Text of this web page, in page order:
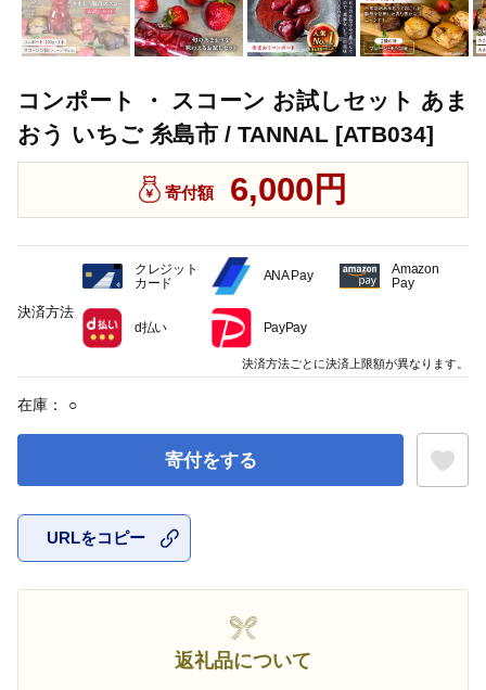
コンポート ・ スコーン お試しセット あま
おう いちご 糸島市 / TANNAL [ATB034]
寄付額 6,000円
在庫： ○
寄付をする
URLをコピー
返礼品について
決済方法
クレジット
カード
ANA Pay
Amazon
Pay
d払い PayPay
決済方法ごとに決済上限額が異なります。